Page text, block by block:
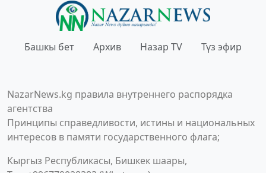
Башкы бет Архив Назар TV Түз эфир
NazarNews.kg правила внутреннего распорядка
агентства
Принципы справедливости, истины и национальных
интересов в памяти государственного флага;
Кыргыз Республикасы, Бишкек шаары,